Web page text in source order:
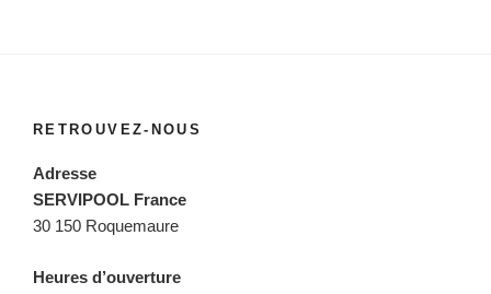
RETROUVEZ-NOUS
Adresse
SERVIPOOL France
30 150 Roquemaure
Heures d’ouverture